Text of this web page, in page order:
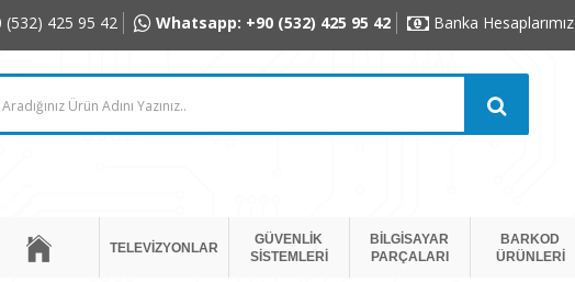
(532) 425 95 42 Whatsapp: +90 (532) 425 95 42 Banka Hesaplarımız
TELEVİZYONLAR
GÜVENLİK
SİSTEMLERİ
BİLGİSAYAR
PARÇALARI
BARKOD
ÜRÜNLERİ